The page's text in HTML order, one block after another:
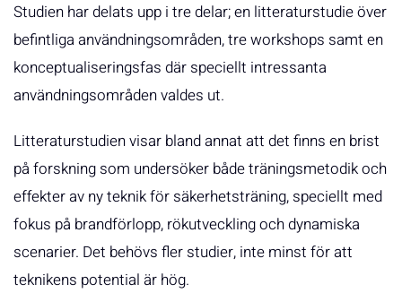
Studien har delats upp i tre delar; en litteraturstudie över
befintliga användningsområden, tre workshops samt en
konceptualiseringsfas där speciellt intressanta
användningsområden valdes ut.
Litteraturstudien visar bland annat att det finns en brist
på forskning som undersöker både träningsmetodik och
effekter av ny teknik för säkerhetsträning, speciellt med
fokus på brandförlopp, rökutveckling och dynamiska
scenarier. Det behövs fler studier, inte minst för att
teknikens potential är hög.